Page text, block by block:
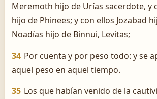
Meremoth hijo de Urías sacerdote, y
hijo de Phinees; y con ellos Jozabad
Noadías hijo de Binnui, Levitas;
34 Por cuenta y por peso todo: y se
aquel peso en aquel tiempo.
35 Los que habían venido de la